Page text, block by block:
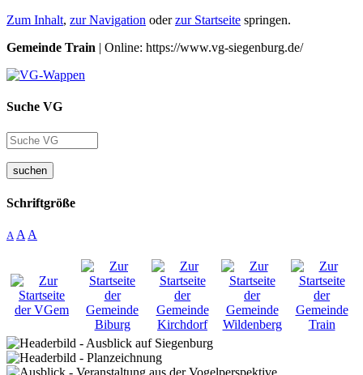
Zum Inhalt, zur Navigation oderzur Startseite springen.
Gemeinde Train | Online: https://www.vg-siegenburg.de/
Suche VG
suchen
Schriftgröße
A A A